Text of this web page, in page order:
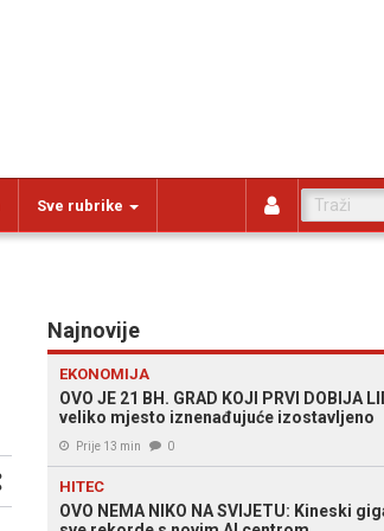
Sve rubrike
Najnovije
EKONOMIJA
OVO JE 21 BH. GRAD KOJI PRVI DOBIJA
veliko mjesto iznenađujuće izostavljeno
Prije 13 min 0
HITEC
OVO NEMA NIKO NA SVIJETU: Kineski